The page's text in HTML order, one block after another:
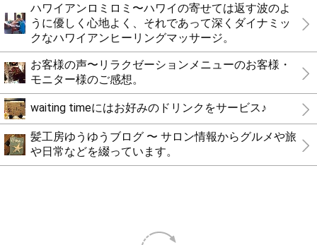
ハワイアンロミロミ〜ハワイの寄せては返す波のよ
うに優しく心地よく、それであって深くダイナミッ
クなハワイアンヒーリングマッサージ。
お客様の声〜リラクゼーションメニューのお客様・
モニター様のご感想。
waiting timeにはお好みのドリンクをサービス♪
髪工房ゆうゆうブログ 〜 サロン情報からグルメや旅
や日常などを綴っています。